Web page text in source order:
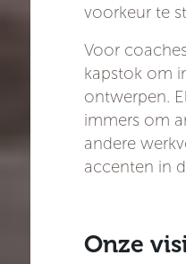
voorkeur te
Voor
kapstok om
ontwerpen.
immers om
andere
accenten in
Onze